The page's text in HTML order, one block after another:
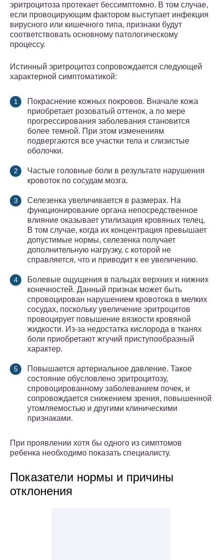
эритроцитоза протекает бессимптомно. В том случае,
если провоцирующим фактором выступает инфекция
вирусного или кишечного типа, признаки будут
соответствовать основному патологическому
процессу.
Истинный эритроцитоз сопровождается следующей
характерной симптоматикой:
Покраснение кожных покровов. Вначале кожа
приобретает розоватый оттенок, а по мере
прогрессирования заболевания становится
более темной. При этом изменениям
подвергаются все участки тела и слизистые
оболочки.
Частые головные боли в результате нарушения
кровоток по сосудам мозга.
Селезенка увеличивается в размерах. На
функционирование органа непосредственное
влияние оказывает утилизация кровяных телец.
В том случае, когда их концентрация превышает
допустимые нормы, селезенка получает
дополнительную нагрузку, с которой не
справляется, что и приводит к ее увеличению.
Болевые ощущения в пальцах верхних и нижних
конечностей. Данный признак может быть
спровоцирован нарушением кровотока в мелких
сосудах, поскольку увеличение эритроцитов
провоцирует повышение вязкости кровяной
жидкости. Из-за недостатка кислорода в тканях
боли приобретают жгучий приступообразный
характер.
Повышается артериальное давление. Такое
состояние обусловлено эритроцитозу,
спровоцированному заболеванием почек, и
сопровождается снижением зрения, повышенной
утомляемостью и другими клиническими
признаками.
При проявлении хотя бы одного из симптомов
ребенка необходимо показать специалисту.
Показатели нормы и причины
отклонения